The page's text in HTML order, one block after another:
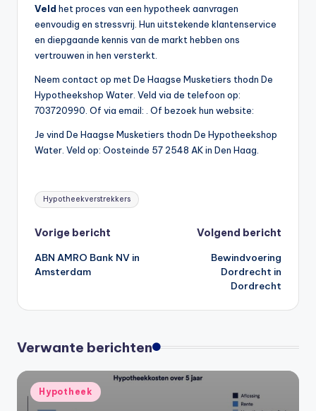
Veld het proces van een hypotheek aanvragen
eenvoudig en stressvrij. Hun uitstekende klantenservice
en diepgaande kennis van de markt hebben ons
vertrouwen in hen versterkt.
Neem contact op met De Haagse Musketiers thodn De
Hypotheekshop Water. Veld via de telefoon op:
703720990. Of via email: . Of bezoek hun website:
Je vind De Haagse Musketiers thodn De Hypotheekshop
Water. Veld op: Oosteinde 57 2548 AK in Den Haag.
Tags:
Hypotheekverstrekkers
Bericht
navigatie
Vorige bericht
ABN AMRO Bank NV in
Amsterdam
Volgend bericht
Bewindvoering
Dordrecht in
Dordrecht
Verwante berichten
Geplaatst
in
Hypotheek